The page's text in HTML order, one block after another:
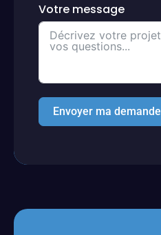
Votre message
Envoyer ma demande